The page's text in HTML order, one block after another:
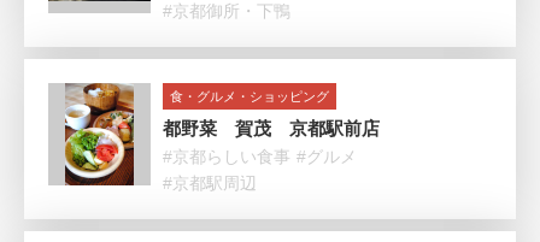
#京都御所・下鴨
食・グルメ・ショッピング
都野菜 賀茂 京都駅前店
#京都らしい食事 #グルメ
#京都駅周辺